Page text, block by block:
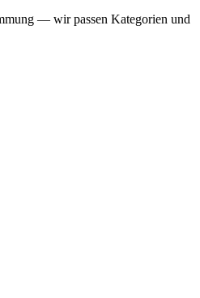
— wir passen Kategorien und